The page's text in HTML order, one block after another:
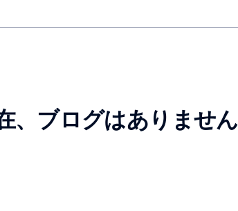
、ブログはありません